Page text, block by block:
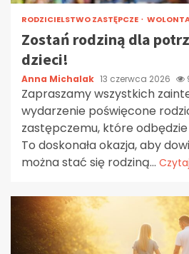
RODZICIELSTWO ZASTĘPCZE
Zostań rodziną dla
dzieci!
Anna Michalak 13 czerwca 2026
Zapraszamy wszystkich
wydarzenie poświęcone
zastępczemu, które odbędzie
To doskonała okazja, aby
można stać się rodziną...